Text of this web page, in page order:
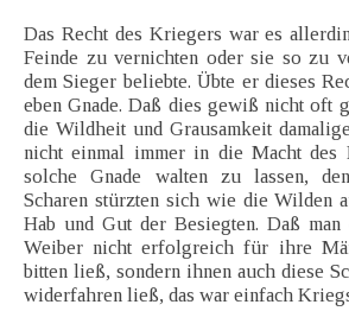
Das Recht des Kriegers war es
Feinde zu vernichten oder sie so zu
dem Sieger beliebte. Übte er dieses
eben Gnade. Daß dies gewiß nicht oft
die Wildheit und Grausamkeit
nicht einmal immer in die Macht des
solche Gnade walten zu lassen,
Scharen stürzten sich wie die Wilden
Hab und Gut der Besiegten. Daß
Weiber nicht erfolgreich für ihre
bitten ließ, sondern ihnen auch diese
widerfahren ließ, das war einfach